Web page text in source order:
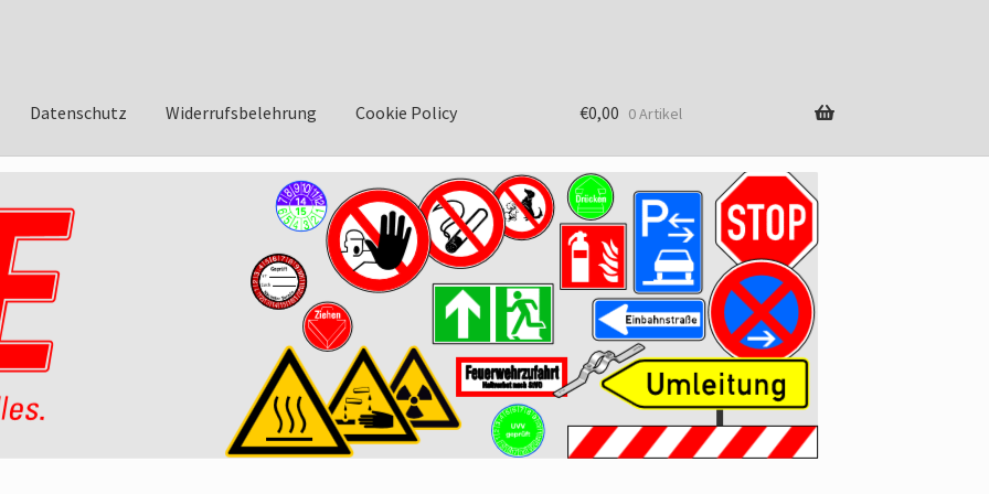
Datenschutz Widerrufsbelehrung Cookie Policy
Widerrufsbelehrung Impressum
€0,00 0 Artikel